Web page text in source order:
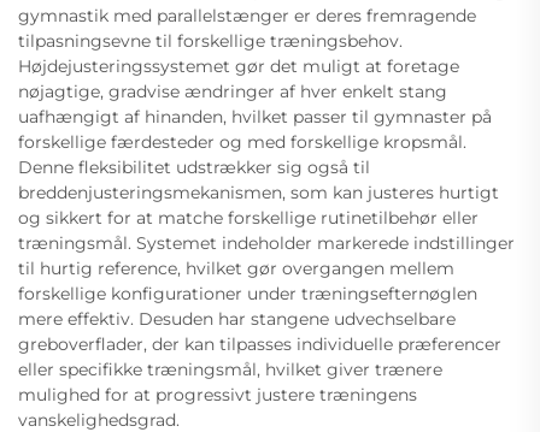
gymnastik med parallelstænger er deres fremragende
tilpasningsevne til forskellige træningsbehov.
Højdejusteringssystemet gør det muligt at foretage
nøjagtige, gradvise ændringer af hver enkelt stang
uafhængigt af hinanden, hvilket passer til gymnaster på
forskellige færdesteder og med forskellige kropsmål.
Denne fleksibilitet udstrækker sig også til
breddenjusteringsmekanismen, som kan justeres hurtigt
og sikkert for at matche forskellige rutinetilbehør eller
træningsmål. Systemet indeholder markerede indstillinger
til hurtig reference, hvilket gør overgangen mellem
forskellige konfigurationer under træningsefternøglen
mere effektiv. Desuden har stangene udvechselbare
greboverflader, der kan tilpasses individuelle præferencer
eller specifikke træningsmål, hvilket giver trænere
mulighed for at progressivt justere træningens
vanskelighedsgrad.